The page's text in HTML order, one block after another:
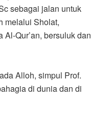
sebagai jalan untuk
melalui Sholat,
Al-Qur’an, bersuluk dan
Alloh, simpul Prof.
di dunia dan di